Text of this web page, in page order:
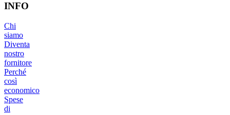
INFO
Chi
siamo
Diventa
nostro
fornitore
Perché
così
economico
Spese
di